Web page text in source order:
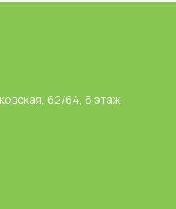
62/64, 6 этаж